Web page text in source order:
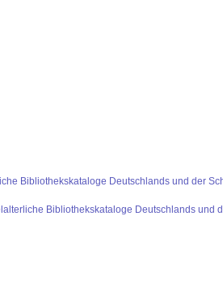
Bibliothekskataloge Deutschlands und der
Bibliothekskataloge Deutschlands und